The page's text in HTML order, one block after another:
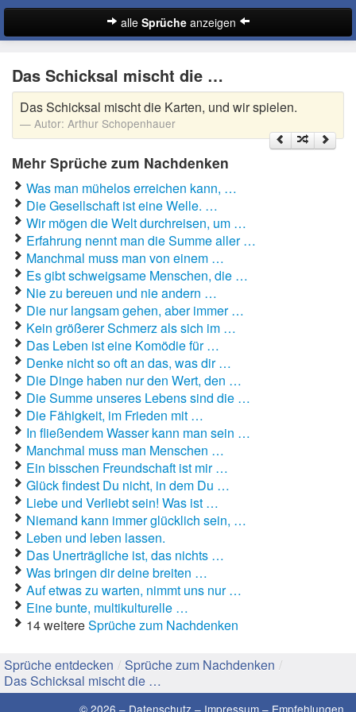
alle Sprücheanzeigen
Abschiedssprüche
Anmachsprüche
Coole Sprüche
Dumme Sprüche
Englische Sprüche
Facebook Sprüche
Fußballsprüche
Gute Nacht Sprüche
Gute Sprüche
Guten Morgen Sprüche
Hochzeitssprüche
Konfirmationssprüche
Lateinische Sprüche
Liebeskummer Sprüche
Lustige Sprüche
Mama-Sprüche
Schöne Sprüche
Das Schicksal mischt die …
Das Schicksal mischt die Karten, und wir spielen.
Autor: Arthur Schopenhauer
Mehr Sprüche zum Nachdenken
Was man mühelos erreichen kann, …
Die Gesellschaft ist eine Welle. …
Wir mögen die Welt durchreisen, um …
Erfahrung nennt man die Summe aller …
Manchmal muss man von einem …
Es gibt schweigsame Menschen, die …
Nie zu bereuen und nie andern …
Die nur langsam gehen, aber immer …
Kein größerer Schmerz als sich im …
Das Leben ist eine Komödie für …
Denke nicht so oft an das, was dir …
Die Dinge haben nur den Wert, den …
Die Summe unseres Lebens sind die …
Die Fähigkeit, im Frieden mit …
In fließendem Wasser kann man sein …
Manchmal muss man Menschen …
Ein bisschen Freundschaft ist mir …
Glück findest Du nicht, in dem Du …
Liebe und Verliebt sein! Was ist …
Niemand kann immer glücklich sein, …
Leben und leben lassen.
Das Unerträgliche ist, das nichts …
Was bringen dir deine breiten …
Auf etwas zu warten, nimmt uns nur …
Eine bunte, multikulturelle …
14 weitereSprüche zum Nachdenken
Sprüche entdecken / Sprüche zum Nachdenken /
Das Schicksal mischt die …
© 2026 – Datenschutz – Impressum – Empfehlungen